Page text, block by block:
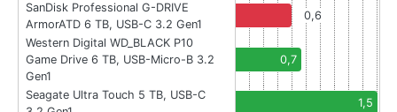
SanDisk Professional G-DRIVE
ArmorATD 6 TB, USB-C 3.2 Gen1
0,6
Western Digital WD_BLACK P10
Game Drive 6 TB, USB-Micro-B 3.2
Gen1
0,7
Seagate Ultra Touch 5 TB, USB-C
1,5